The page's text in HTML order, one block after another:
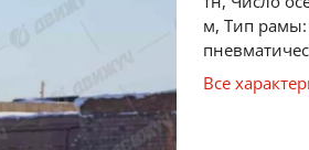
м, Тип рамы:
Все